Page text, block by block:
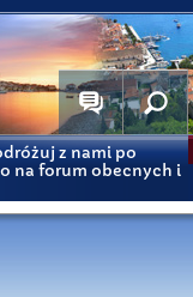
z nami po
na forum obecnych i